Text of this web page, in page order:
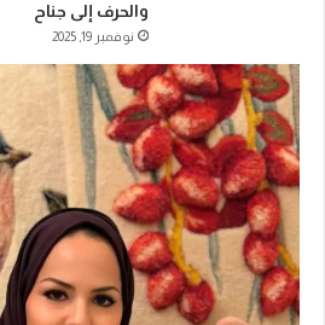
والحرف إلى جناح
نوفمبر 19, 2025